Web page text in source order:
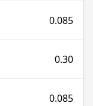
0.085
0.30
0.085